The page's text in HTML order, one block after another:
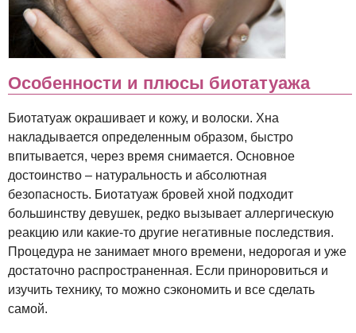
Особенности и плюсы биотатуажа
Биотатуаж окрашивает и кожу, и волоски. Хна
накладывается определенным образом, быстро
впитывается, через время снимается. Основное
достоинство – натуральность и абсолютная
безопасность. Биотатуаж бровей хной подходит
большинству девушек, редко вызывает аллергическую
реакцию или какие-то другие негативные последствия.
Процедура не занимает много времени, недорогая и уже
достаточно распространенная. Если приноровиться и
изучить технику, то можно сэкономить и все сделать
самой.